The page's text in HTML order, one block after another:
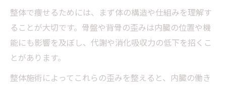
介
整体ダイエットの持続性と生活への取り入
れ方
整体で痩せるためには、まず体の構造や仕組みを理解す
ることが大切です。骨盤や背骨の歪みは内臓の位置や機
能にも影響を及ぼし、代謝や消化吸収力の低下を招くこ
とがあります。
整体施術によってこれらの歪みを整えると、内臓の働き